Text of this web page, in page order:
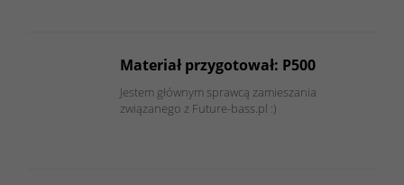
Materiał przygotował: P500
Jestem głównym sprawcą zamieszania
związanego z Future-bass.pl :)